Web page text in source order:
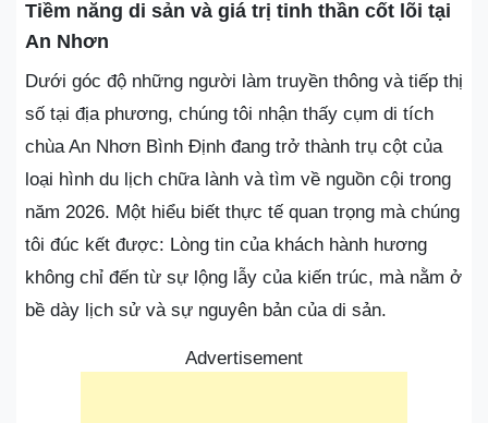
Tiềm năng di sản và giá trị tinh thần cốt lõi tại
An Nhơn
Dưới góc độ những người làm truyền thông và tiếp thị
số tại địa phương, chúng tôi nhận thấy cụm di tích
chùa An Nhơn Bình Định đang trở thành trụ cột của
loại hình du lịch chữa lành và tìm về nguồn cội trong
năm 2026. Một hiểu biết thực tế quan trọng mà chúng
tôi đúc kết được: Lòng tin của khách hành hương
không chỉ đến từ sự lộng lẫy của kiến trúc, mà nằm ở
bề dày lịch sử và sự nguyên bản của di sản.
Advertisement